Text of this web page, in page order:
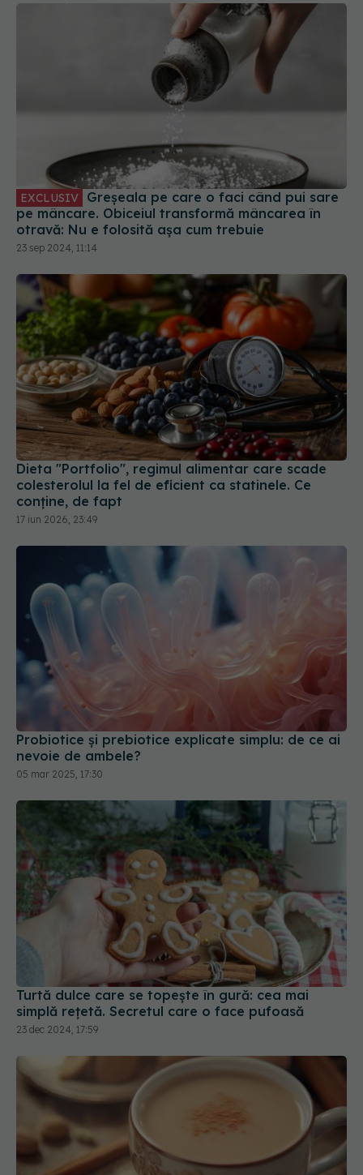
EXCLUSIV
Greșeala pe care o faci când pui sare
pe mâncare. Obiceiul transformă mâncarea în
otravă: Nu e folosită așa cum trebuie
23 sep 2024, 11:14
Dieta "Portfolio", regimul alimentar care scade
colesterolul la fel de eficient ca statinele. Ce
conține, de fapt
17 iun 2026, 23:49
Probiotice și prebiotice explicate simplu: de ce ai
nevoie de ambele?
05 mar 2025, 17:30
Turtă dulce care se topește în gură: cea mai
simplă rețetă. Secretul care o face pufoasă
23 dec 2024, 17:59